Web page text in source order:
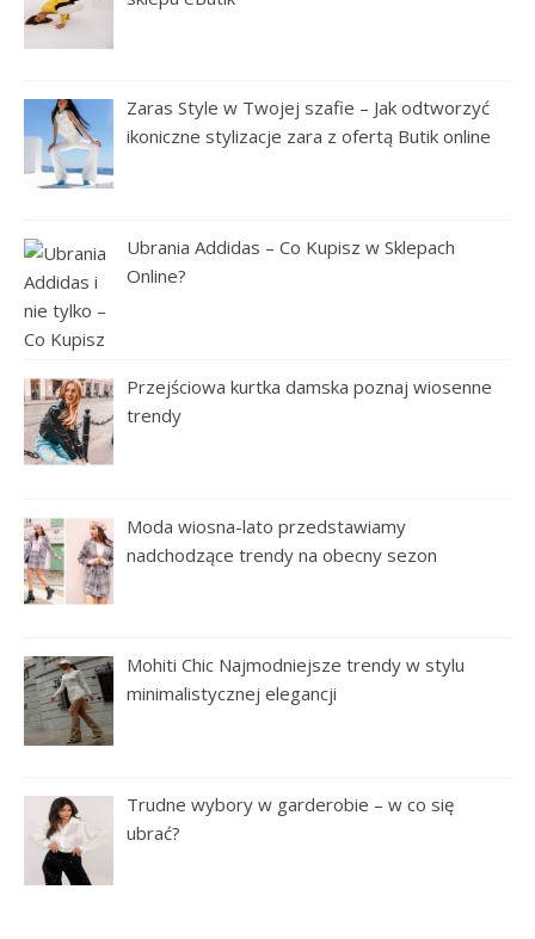
Zaras Style w Twojej szafie – Jak odtworzyć
ikoniczne stylizacje zara z ofertą Butik online
Ubrania Addidas – Co Kupisz w Sklepach
Online?
Przejściowa kurtka damska poznaj wiosenne
trendy
Moda wiosna-lato przedstawiamy
nadchodzące trendy na obecny sezon
Mohiti Chic Najmodniejsze trendy w stylu
minimalistycznej elegancji
Trudne wybory w garderobie – w co się
ubrać?